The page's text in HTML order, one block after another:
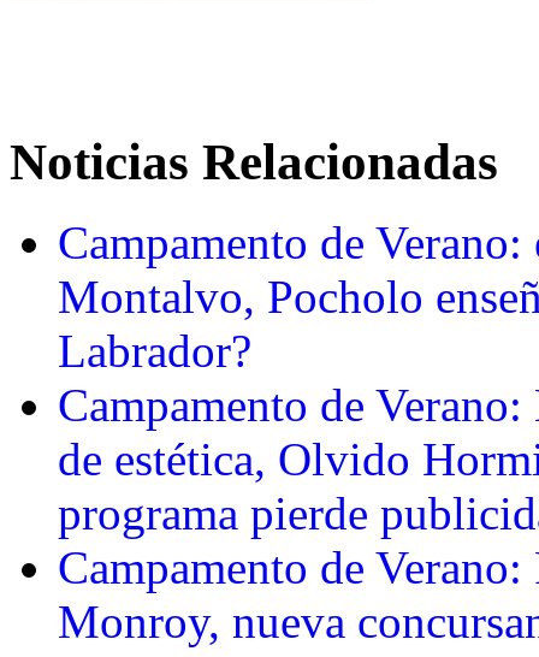
Noticias Relacionadas
Campamento de
Montalvo, Pocholo
Labrador?
Campamento de
de estética, Olvido
programa pierde
Campamento de
Monroy, nueva